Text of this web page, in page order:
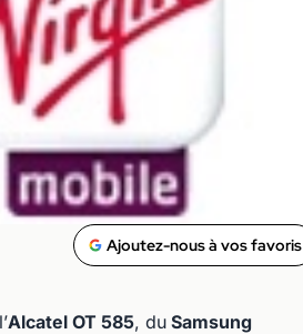
Ajoutez-nous à vos favoris
Alcatel OT 585, du Samsung